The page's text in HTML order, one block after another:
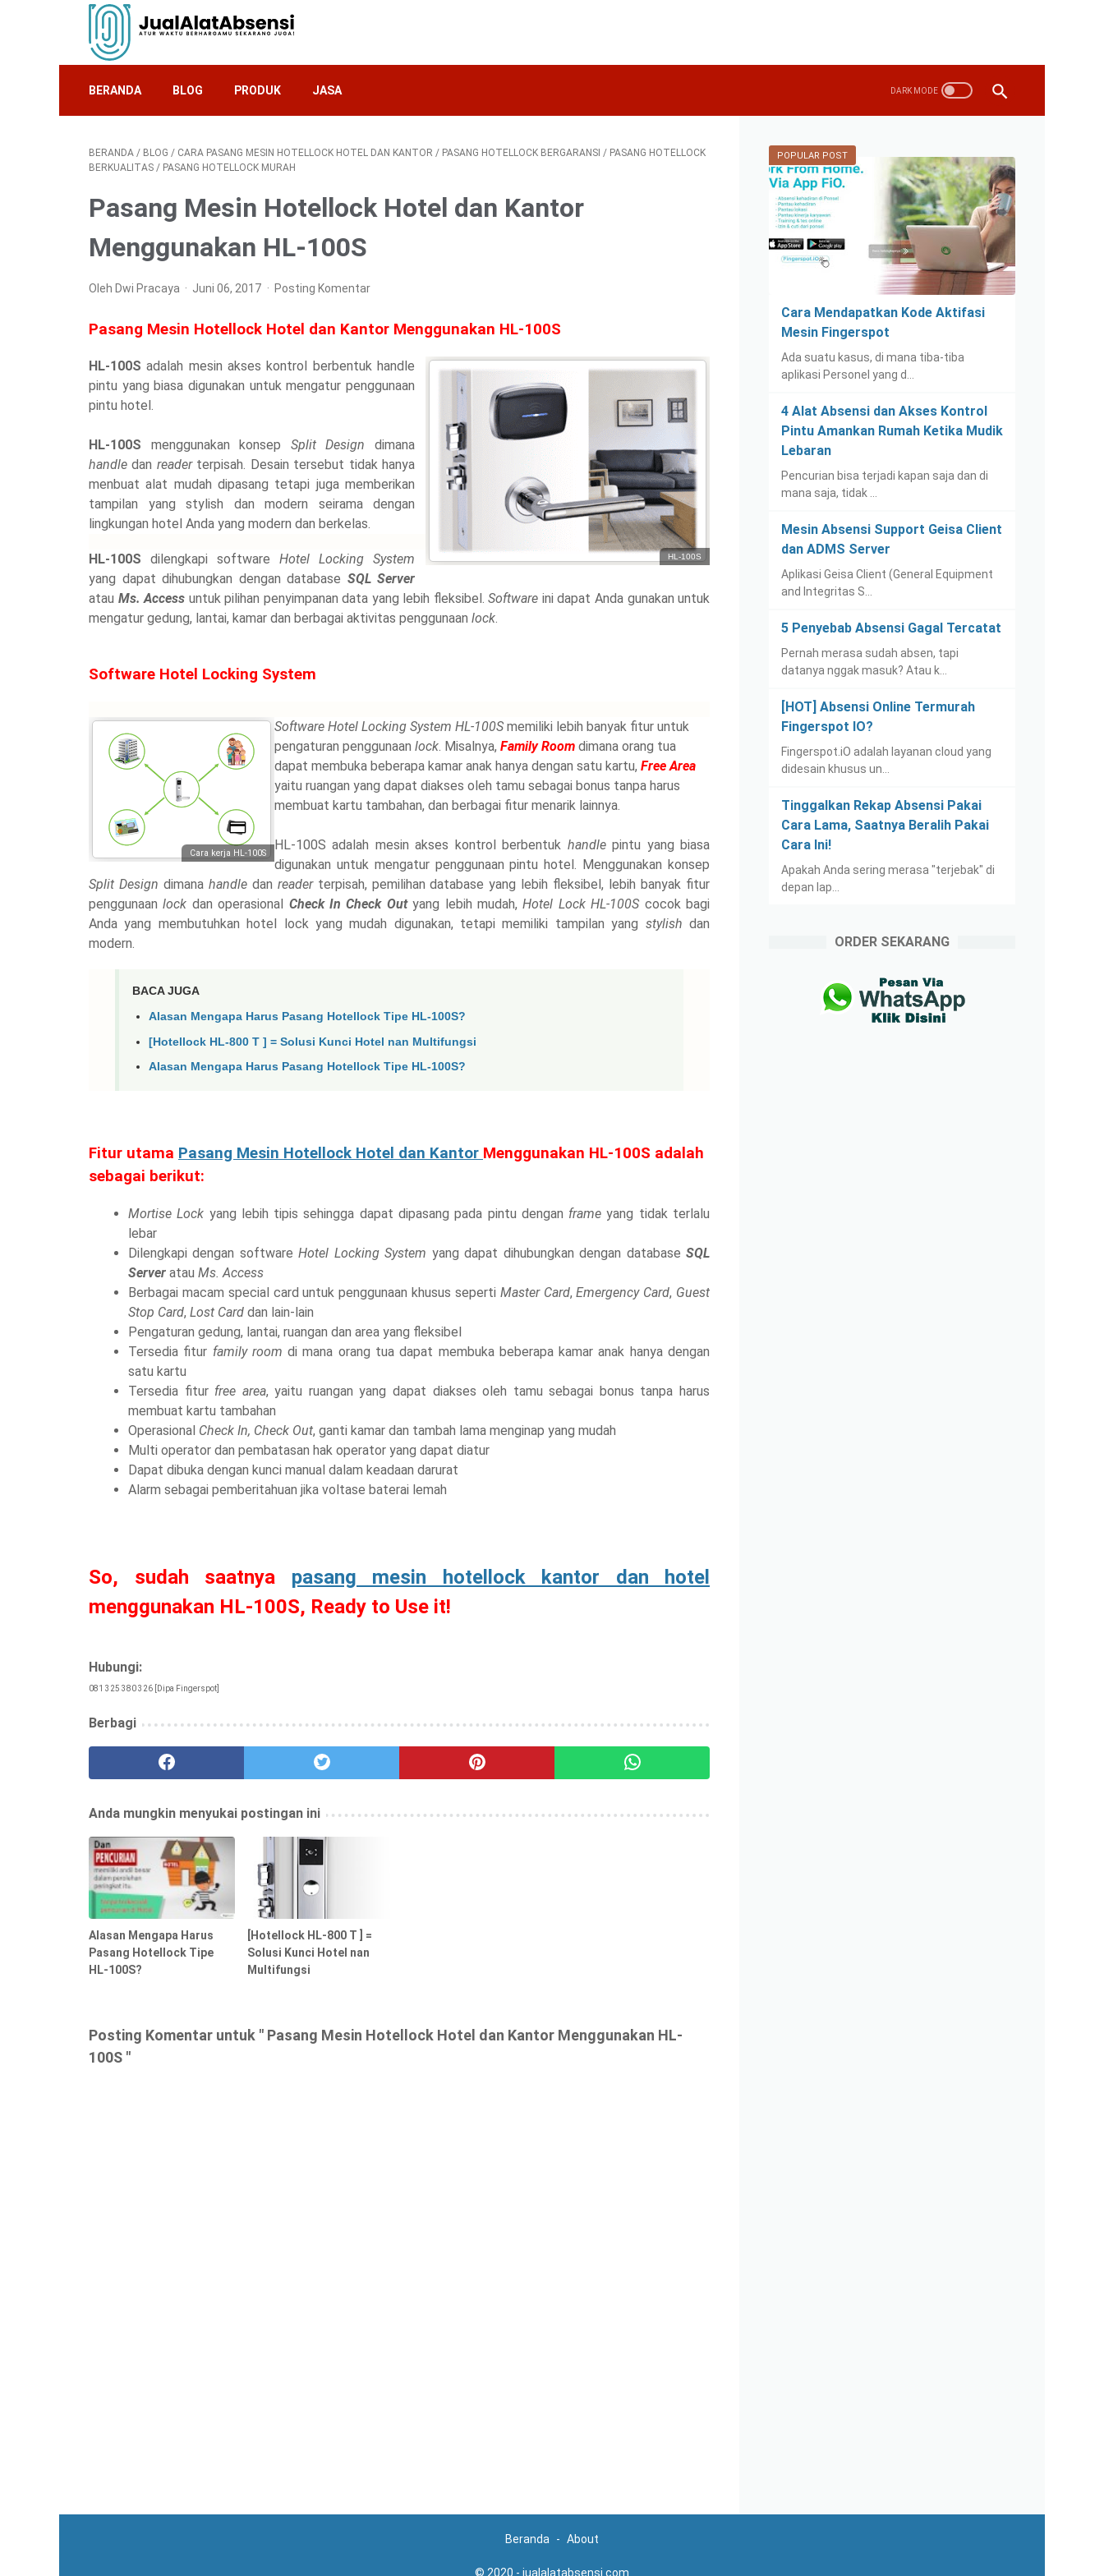
BERANDA BLOG PRODUK JASA
BERANDA / BLOG / CARA PASANG MESIN HOTELLOCK HOTEL DAN KANTOR / PASANG HOTELLOCK BERGARANSI / PASANG HOTELLOCK
BERKUALITAS / PASANG HOTELLOCK MURAH
Pasang Mesin Hotellock Hotel dan Kantor
Menggunakan HL-100S
Oleh Dwi Pracaya Juni 06, 2017 Posting Komentar
Pasang Mesin Hotellock Hotel dan Kantor Menggunakan HL-100S
HL-100S
HL-100S adalah mesin akses kontrol berbentuk handle
pintu yang biasa digunakan untuk mengatur penggunaan
pintu hotel.
HL-100S menggunakan konsep Split Design dimana
handledan reader terpisah. Desain tersebut tidak hanya
menbuat alat mudah dipasang tetapi juga memberikan
tampilan yang stylish dan modern seirama dengan
lingkungan hotel Anda yang modern dan berkelas.
HL-100S dilengkapi software Hotel Locking System
yang dapat dihubungkan dengan database SQL Server
atau Ms. Access untuk pilihan penyimpanan data yang lebih fleksibel.Software ini dapat Anda gunakan untuk
mengatur gedung, lantai, kamar dan berbagai aktivitas penggunaan lock
Software Hotel Locking System
Cara kerja HL-100S
Software Hotel Locking System HL-100S memiliki lebih banyak fitur untuk
pengaturan penggunaan lock. Misalnya, Family Room dimana orang tua
dapat membuka beberapa kamar anak hanya dengan satu kartu, Free Area
yaitu ruangan yang dapat diakses oleh tamu sebagai bonus tanpa harus
membuat kartu tambahan, dan berbagai fitur menarik lainnya.
HL-100S adalah mesin akses kontrol berbentuk handlepintu yang biasa
digunakan untuk mengatur penggunaan pintu hotel. Menggunakan konsep
Split Design dimana handle dan reader terpisah, pemilihan database yang lebih fleksibel, lebih banyak fitur
penggunaanlock dan operasional Check In Check Outyang lebih mudah,Hotel Lock HL-100S cocok bagi
Anda yang membutuhkan hotel lock yang mudah digunakan, tetapi memiliki tampilan yang stylishdan
modern.
BACA JUGA
Alasan Mengapa Harus Pasang Hotellock Tipe HL-100S?
[Hotellock HL-800 T ] = Solusi Kunci Hotel nan Multifungsi
Alasan Mengapa Harus Pasang Hotellock Tipe HL-100S?
Fitur utama Pasang Mesin Hotellock Hotel dan Kantor Menggunakan HL-100S adalah
sebagai berikut:
Mortise Lock yang lebih tipis sehingga dapat dipasang pada pintu dengan frameyang tidak terlalu
lebar
Dilengkapi dengan softwareHotel Locking System yang dapat dihubungkan dengan databaseSQL
Server atau Ms. Access
Berbagai macam special card untuk penggunaan khusus seperti Master Card,Emergency Card, Guest
Stop Card, Lost Card dan lain-lain
Pengaturan gedung, lantai, ruangan dan area yang fleksibel
Tersedia fitur family room di mana orang tua dapat membuka beberapa kamar anak hanya dengan
satu kartu
Tersedia fitur free area, yaitu ruangan yang dapat diakses oleh tamu sebagai bonus tanpa harus
membuat kartu tambahan
Operasional Check In, Check Out, ganti kamar dan tambah lama menginap yang mudah
Multi operator dan pembatasan hak operator yang dapat diatur
Dapat dibuka dengan kunci manual dalam keadaan darurat
Alarm sebagai pemberitahuan jika voltase baterai lemah
So, sudah saatnya pasang mesin hotellock kantor dan hotel
menggunakan HL-100S, Ready to Use it!
Hubungi:
081 325 380 326 [Dipa Fingerspot]
Berbagi
Anda mungkin menyukai postingan ini
Alasan Mengapa Harus
Pasang Hotellock Tipe
HL-100S?
[Hotellock HL-800 T ] =
Solusi Kunci Hotel nan
Multifungsi
Posting Komentar untuk " Pasang Mesin Hotellock Hotel dan Kantor Menggunakan HL-
100S "
POPULAR POST
Cara Mendapatkan Kode Aktifasi
Mesin Fingerspot
Ada suatu kasus, di mana tiba-tiba
aplikasi Personel yang d…
4 Alat Absensi dan Akses Kontrol
Pintu Amankan Rumah Ketika Mudik
Lebaran
Pencurian bisa terjadi kapan saja dan di
mana saja, tidak …
Mesin Absensi Support Geisa Client
dan ADMS Server
Aplikasi Geisa Client (General Equipment
and Integritas S…
5 Penyebab Absensi Gagal Tercatat
Pernah merasa sudah absen, tapi
datanya nggak masuk? Atau k…
[HOT] Absensi Online Termurah
Fingerspot IO?
Fingerspot.iO adalah layanan cloud yang
didesain khusus un…
Tinggalkan Rekap Absensi Pakai
Cara Lama, Saatnya Beralih Pakai
Cara Ini!
Apakah Anda sering merasa "terjebak" di
depan lap…
ORDER SEKARANG
Beranda About
© 2020 - jualalatabsensi.com